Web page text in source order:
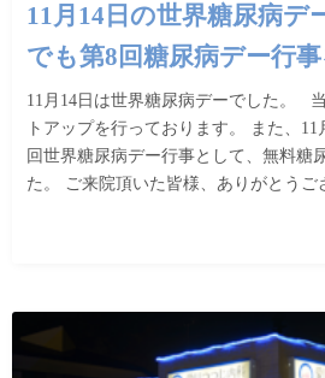
11月14日の世界糖尿病デ
でも第8回糖尿病デー行事
11月14日は世界糖尿病デーでした。
トアップを行っております。 また、11
回世界糖尿病デー行事として、無料糖
た。 ご来院頂いた皆様、ありがとう